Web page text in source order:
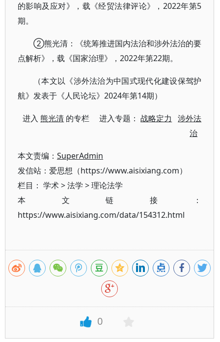
的影响及应对》，载《经贸法律评论》，2022年第5
期。
②熊光清：《统筹推进国内法治和涉外法治的要
点解析》，载《国家治理》，2022年第22期。
（本文以《涉外法治为中国式现代化建设保驾护
航》发表于《人民论坛》2024年第14期）
进入 熊光清 的专栏 进入专题：战略定力
涉外法
治
本文责编： SuperAdmin
发信站：爱思想（https://www.aisixiang.com）
栏目： 学术>法学 >理论法学
本文链接：
https://www.aisixiang.com/data/154312.html
0